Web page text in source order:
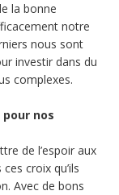
la bonne
notre
nous sont
investir dans du
complexes.
nos
de l’espoir aux
croix qu’ils
Avec de bons